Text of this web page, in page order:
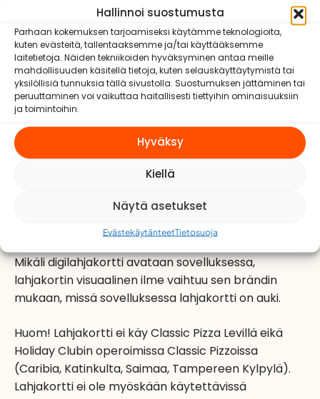
Hallinnoi suostumusta
Parhaan kokemuksen tarjoamiseksi käytämme teknologioita,
kuten evästeitä, tallentaaksemme ja/tai käyttääksemme
laitetietoja. Näiden tekniikoiden hyväksyminen antaa meille
mahdollisuuden käsitellä tietoja, kuten selauskäyttäytymistä tai
yksilöllisiä tunnuksia tällä sivustolla. Suostumuksen jättäminen tai
peruuttaminen voi vaikuttaa haitallisesti tiettyihin ominaisuuksiin
ja toimintoihin.
Hyväksy
Kiellä
Näytä asetukset
EvästekäytänteetTietosuoja
Lahjakortit aktivoidaan Lahjakortin oston tai
toimituksen yhteydessä. Fyysinen lahjakortti on
käytössä heti ostohetkestä ja digitaalinen
lahjakortti on käytössä heti, kun se on toimitettu
vastaanottajalle. Lahjakortti on voimassa 12
kuukautta latauksesta. Asiakkaalla ei ole oikeutta
käyttänyt saldoa Lahjakortin voimassaoloajan
aikana.
KING®-, Taco Bell-, Rax Pizzabuffet, Makaronitehdas
ja Classic Pizza ravintolaketjut) toimivat kaikissa
Mikäli digilahjakortti avataan sovelluksessa,
lahjakortin visuaalinen ilme vaihtuu sen brändin
mukaan, missä sovelluksessa lahjakortti on auki.
Huom! Lahjakortti ei käy Classic Pizza Levillä eikä
Holiday Clubin operoimissa Classic Pizzoissa
(Caribia, Katinkulta, Saimaa, Tampereen Kylpylä).
Lahjakortti ei ole myöskään käytettävissä